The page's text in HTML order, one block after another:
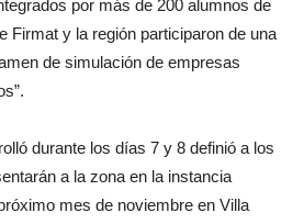
por más de 200 alumnos de
Firmat y la región participaron de una
de simulación de empresas
durante los días 7 y 8 definió a los
a la zona en la instancia
mes de noviembre en Villa